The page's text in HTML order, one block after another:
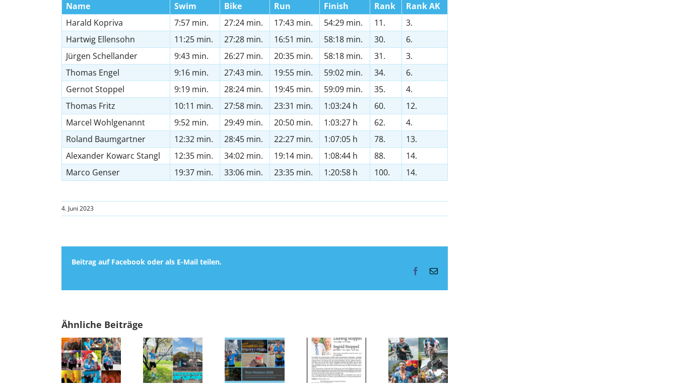
Name
Swim Bike Run Finish Rank
Rank AK
Harald Kopriva
7:57 min. 27:24 min. 17:43 min. 54:29 min. 11.
3.
Hartwig Ellensohn
11:25 min. 27:28 min. 16:51 min. 58:18 min. 30.
6.
Jürgen Schellander
9:43 min. 26:27 min. 20:35 min. 58:18 min. 31.
3.
Thomas Engel
9:16 min. 27:43 min. 19:55 min. 59:02 min. 34.
6.
Gernot Stoppel
9:19 min. 28:24 min. 19:45 min. 59:09 min. 35.
4.
Thomas Fritz
10:11 min. 27:58 min. 23:31 min. 1:03:24 h 60.
12.
Marcel Wohlgenannt
9:52 min. 29:49 min. 20:50 min. 1:03:27 h 62.
4.
Roland Baumgartner
12:32 min. 28:45 min. 22:27 min. 1:07:05 h 78.
13.
Alexander Kowarc Stangl
12:35 min. 34:02 min. 19:14 min. 1:08:44 h 88.
14.
Marco Genser
19:37 min. 33:06 min. 23:35 min. 1:20:58 h 100. 14.
4. Juni 2023
Beitrag auf Facebook oder als E-Mail teilen.
Facebook
E-
Ähnliche Beiträge